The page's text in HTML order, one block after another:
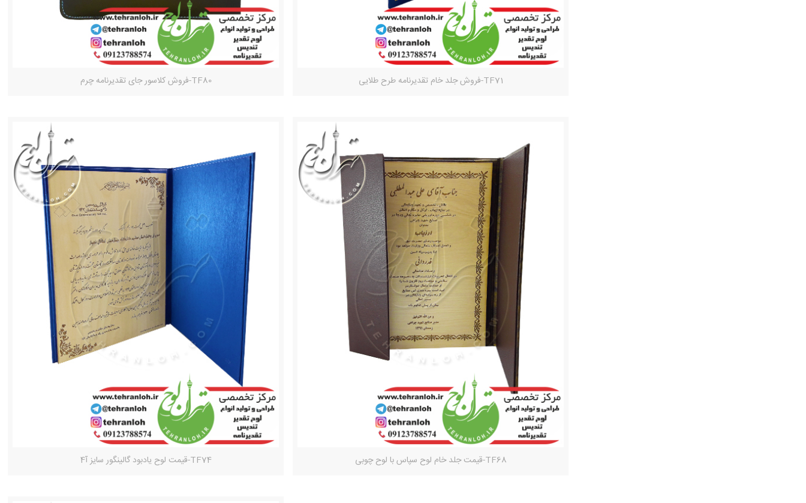
TF80-فروش کلاسور جای تقدیرنامه چرم TF71-فروش جلد خام تقدیرنامه طرح طلایی
TF74-قیمت لوح یادبود گالینگور سایز آ4 TF68-قیمت جلد خام لوح سپاس با لوح چوبی